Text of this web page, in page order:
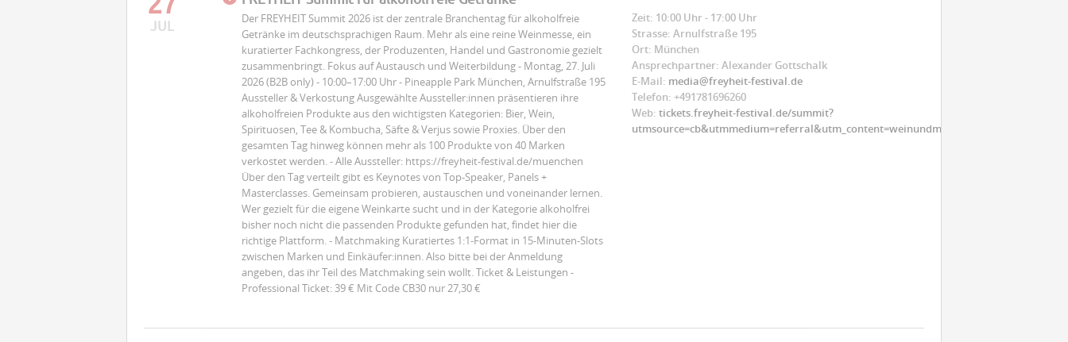
JUL
Der FREYHEIT Summit 2026 ist der zentrale Branchentag für alkoholfreie
Getränke im deutschsprachigen Raum. Mehr als eine reine Weinmesse, ein
kuratierter Fachkongress, der Produzenten, Handel und Gastronomie gezielt
zusammenbringt. Fokus auf Austausch und Weiterbildung - Montag, 27. Juli
2026 (B2B only) - 10:00–17:00 Uhr - Pineapple Park München, Arnulfstraße 195
Aussteller & Verkostung Ausgewählte Aussteller:innen präsentieren ihre
alkoholfreien Produkte aus den wichtigsten Kategorien: Bier, Wein,
Spirituosen, Tee & Kombucha, Säfte & Verjus sowie Proxies. Über den
gesamten Tag hinweg können mehr als 100 Produkte von 40 Marken
verkostet werden. - Alle Aussteller: https://freyheit-festival.de/muenchen
Über den Tag verteilt gibt es Keynotes von Top-Speaker, Panels +
Masterclasses. Gemeinsam probieren, austauschen und voneinander lernen.
Wer gezielt für die eigene Weinkarte sucht und in der Kategorie alkoholfrei
bisher noch nicht die passenden Produkte gefunden hat, findet hier die
richtige Plattform. - Matchmaking Kuratiertes 1:1-Format in 15-Minuten-Slots
zwischen Marken und Einkäufer:innen. Also bitte bei der Anmeldung
angeben, das ihr Teil des Matchmaking sein wollt. Ticket & Leistungen -
Professional Ticket: 39 € Mit Code CB30 nur 27,30 €
Zeit: 10:00 Uhr - 17:00 Uhr
Strasse: Arnulfstraße 195
Ort: München
Ansprechpartner: Alexander Gottschalk
E-Mail: media@freyheit-festival.de
Telefon: +491781696260
Web: tickets.freyheit-festival.de/summit?
utmsource=cb&utmmedium=referral&utm_content=weinundmarkt